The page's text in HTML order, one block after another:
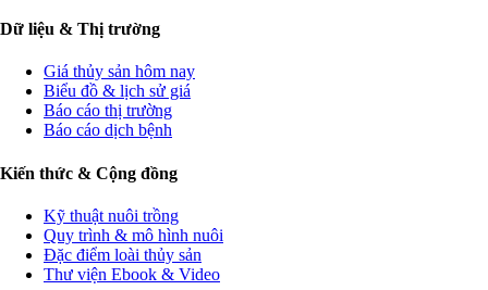
Dữ liệu & Thị trường
Giá thủy sản hôm nay
Biểu đồ & lịch sử giá
Báo cáo thị trường
Báo cáo dịch bệnh
Kiến thức & Cộng đồng
Kỹ thuật nuôi trồng
Quy trình & mô hình nuôi
Đặc điểm loài thủy sản
Thư viện Ebook & Video